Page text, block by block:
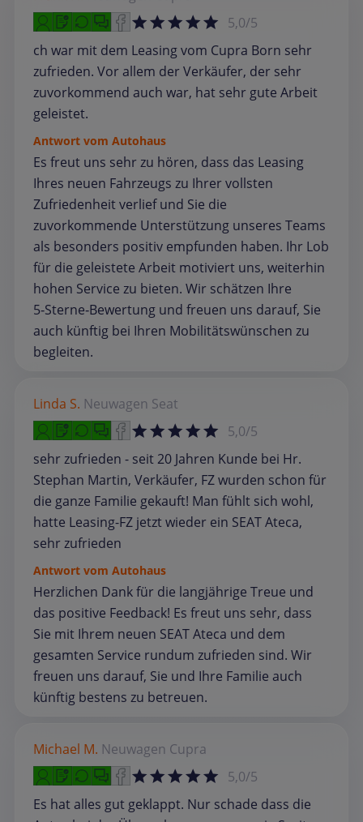
5,0/5
ch war mit dem Leasing vom Cupra Born sehr
zufrieden. Vor allem der Verkäufer, der sehr
zuvorkommend auch war, hat sehr gute Arbeit
geleistet.
Antwort vom Autohaus
Es freut uns sehr zu hören, dass das Leasing
Ihres neuen Fahrzeugs zu Ihrer vollsten
Zufriedenheit verlief und Sie die
zuvorkommende Unterstützung unseres Teams
als besonders positiv empfunden haben. Ihr Lob
für die geleistete Arbeit motiviert uns, weiterhin
hohen Service zu bieten. Wir schätzen Ihre
5‑Sterne‑Bewertung und freuen uns darauf, Sie
auch künftig bei Ihren Mobilitätswünschen zu
begleiten.
Linda S. Neuwagen Seat
5,0/5
sehr zufrieden - seit 20 Jahren Kunde bei Hr.
Stephan Martin, Verkäufer, FZ wurden schon für
die ganze Familie gekauft! Man fühlt sich wohl,
hatte Leasing-FZ jetzt wieder ein SEAT Ateca,
sehr zufrieden
Antwort vom Autohaus
Herzlichen Dank für die langjährige Treue und
das positive Feedback! Es freut uns sehr, dass
Sie mit Ihrem neuen SEAT Ateca und dem
gesamten Service rundum zufrieden sind. Wir
freuen uns darauf, Sie und Ihre Familie auch
künftig bestens zu betreuen.
Michael M. Neuwagen Cupra
5,0/5
Es hat alles gut geklappt. Nur schade dass die